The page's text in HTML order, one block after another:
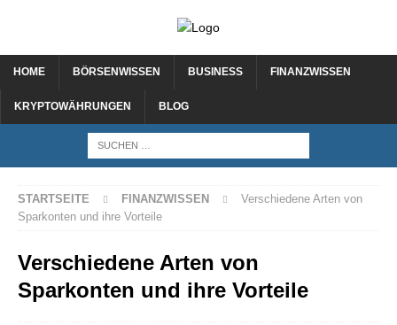
HOME BÖRSENWISSEN BUSINESS FINANZWISSEN
KRYPTOWÄHRUNGEN BLOG
STARTSEITE FINANZWISSEN
Verschiedene Arten von
Sparkonten und ihre Vorteile
Verschiedene Arten von
Sparkonten und ihre Vorteile